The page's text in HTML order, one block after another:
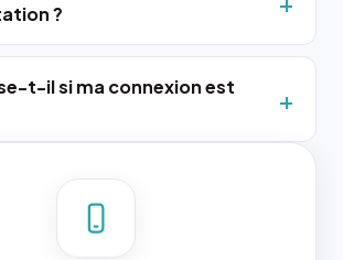
?
t-il si ma connexion est